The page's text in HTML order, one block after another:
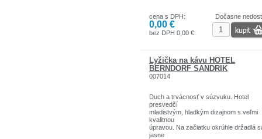
Dočasne
cena s DPH:
0,00 €
bez DPH 0,00 €
Lyžička na kávu HOTEL
BERNDORF SANDRIK
007014
Duch a trvácnosť v súzvuku. Hotel
presvedčí
mladistvým, hladkým dizajnom s veľmi
kvalitnou
úpravou. Na začiatku okrúhle držadlá
jasne